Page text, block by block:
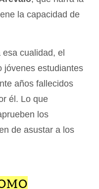
la capacidad de
cualidad, el
jóvenes estudiantes
años fallecidos
él. Lo que
los
de asustar a los